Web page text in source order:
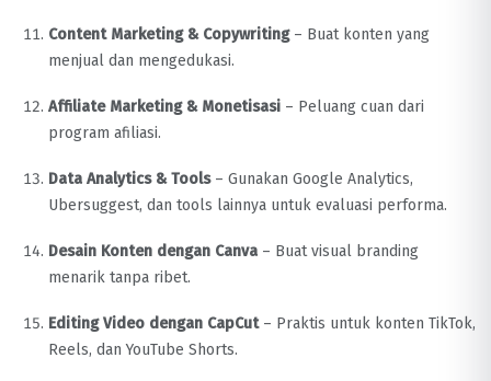
Content Marketing & Copywriting– Buat konten yang
menjual dan mengedukasi.
Affiliate Marketing & Monetisasi – Peluang cuan dari
program afiliasi.
Data Analytics & Tools– Gunakan Google Analytics,
Ubersuggest, dan tools lainnya untuk evaluasi performa.
Desain Konten dengan Canva – Buat visual branding
menarik tanpa ribet.
Editing Video dengan CapCut– Praktis untuk konten TikTok,
Reels, dan YouTube Shorts.